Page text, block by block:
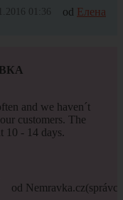
01:36 od Елена
and we haven´t
customers. The
10 - 14 days.
od Nemravka.cz